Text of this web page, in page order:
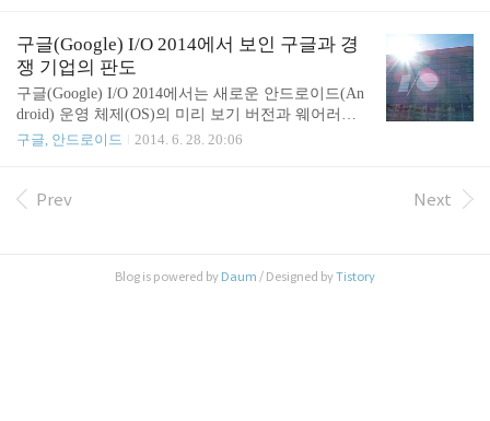
하고 있는가. 2007~2008년경에 주목을 받다가, 그로
부터 2~3년 후 조용히 사라져간 저가격 노트 PC 제품
의 총칭이다. 액정 화면이 작고, CPU로는 인텔 아톰
(Intel Atom)을 탑재하는 등 하드웨어의 제약이 컸지
만, 그 때까지 가격이 아무리 싸다 해도 1,000 달러
(약 100만원)에 가까운 노트북 PC의 가격을 한결 같
이후 PC 시장에 미친 영향이 매우 ..
구글(Google) I/O 2014에서 보인 구글과 경
쟁 기업의 판도
구글(Google) I/O 2014에서는 새로운 안드로이드(An
droid) 운영 체제(OS)의 미리 보기 버전과 웨어러블
기기 등이 발표됐다. 이번 발표로 애플(Apple), 마이
지 시간)부터 2일간 미국 샌프란시스코에서 구글(Go
으로 발표될 때에 코드 네임으로 L로 시작하는 어떤
구글, 안드로이드 2014. 6. 28. 20:06
Prev Next
Blog is powered by Daum / Designed byTistory